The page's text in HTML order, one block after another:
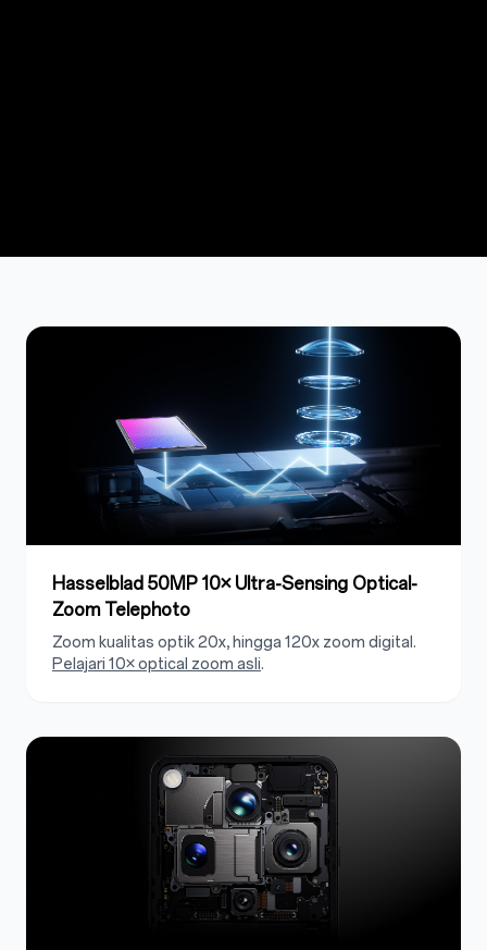
Hasselblad 50MP 10× Ultra-Sensing Optical-
Zoom Telephoto
Zoom kualitas optik 20x, hingga 120x zoom digital.
Pelajari 10× optical zoom asli.